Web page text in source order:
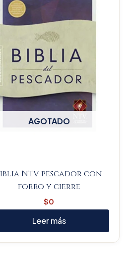
AGOTADO
NTV pescador con
forro y cierre
$0
Leer más